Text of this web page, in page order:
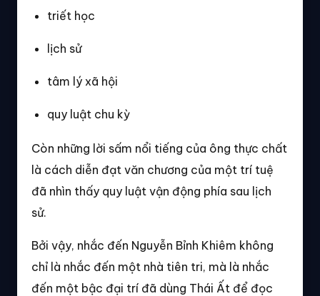
triết học
lịch sử
tâm lý xã hội
quy luật chu kỳ
Còn những lời sấm nổi tiếng của ông thực chất
là cách diễn đạt văn chương của một trí tuệ
đã nhìn thấy quy luật vận động phía sau lịch
sử.
Bởi vậy, nhắc đến Nguyễn Bỉnh Khiêm không
chỉ là nhắc đến một nhà tiên tri, mà là nhắc
đến một bậc đại trí đã dùng Thái Ất để đọc